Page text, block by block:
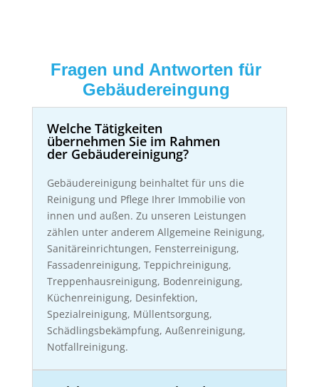
Fragen und Antworten für
Gebäudereingung
Welche Tätigkeiten
übernehmen Sie im Rahmen
der Gebäudereinigung?
Gebäudereinigung beinhaltet für uns die
Reinigung und Pflege Ihrer Immobilie von
innen und außen. Zu unseren Leistungen
zählen unter anderem Allgemeine Reinigung,
Sanitäreinrichtungen, Fensterreinigung,
Fassadenreinigung, Teppichreinigung,
Treppenhausreinigung, Bodenreinigung,
Küchenreinigung, Desinfektion,
Spezialreinigung, Müllentsorgung,
Schädlingsbekämpfung, Außenreinigung,
Notfallreinigung.